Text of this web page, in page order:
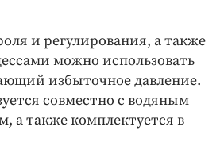
и регулирования, а также
можно использовать
избыточное давление.
совместно с водяным
а также комплектуется в